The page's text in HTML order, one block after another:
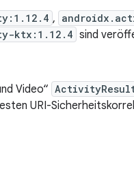
,
ktx:1.12.4 sind
Video“
URI-